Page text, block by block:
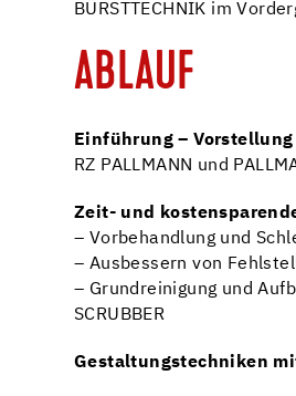
BÜRSTTECHNIK im
ABLAUF
Einführung –
RZ PALLMANN und
Zeit- und
– Vorbehandlung und
– Ausbessern von
– Grundreinigung und
SCRUBBER
Gestaltungstechniken mit